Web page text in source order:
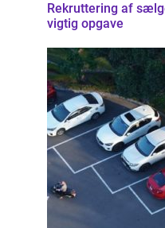
Rekruttering af
vigtig opgave